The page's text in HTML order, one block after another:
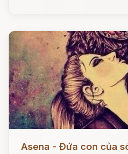
Asena - Đứa con của